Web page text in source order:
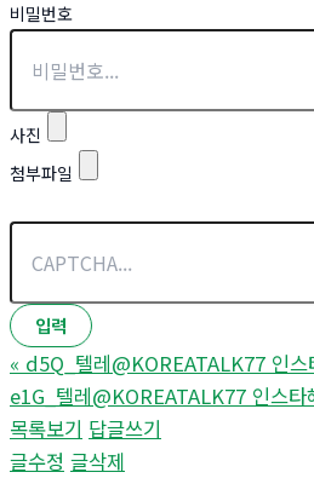
비밀번호
사진
첨부파일
« d5Q_텔레@KOREATALK77 인
e1G_텔레@KOREATALK77 인스
목록보기 답글쓰기
글수정 글삭제